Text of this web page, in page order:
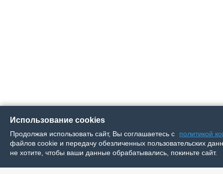
Использование cookies
Продолжая использовать сайт, Вы соглашаетесь с
политикой
файлов cookie и передачу обезличенных пользовательских
не хотите, чтобы ваши данные обрабатывались, покиньте сайт.